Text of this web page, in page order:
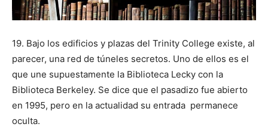
19. Bajo los edificios y plazas del Trinity College existe, al
parecer, una red de túneles secretos. Uno de ellos es el
que une supuestamente la Biblioteca Lecky con la
Biblioteca Berkeley. Se dice que el pasadizo fue abierto
en 1995, pero en la actualidad su entrada permanece
oculta.